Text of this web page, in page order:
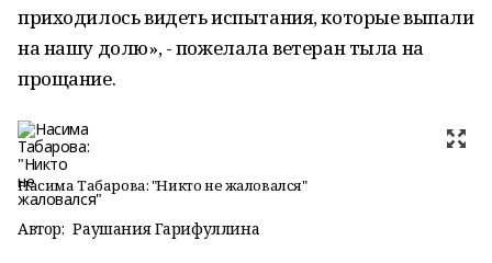
приходилось видеть испытания, которые выпали
на нашу долю», - пожелала ветеран тыла на
прощание.
Насима Табарова: "Никто не жаловался"
Автор: Раушания Гарифуллина